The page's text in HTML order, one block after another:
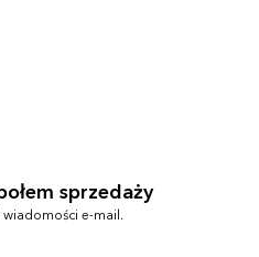
sprzedaży
e-mail.